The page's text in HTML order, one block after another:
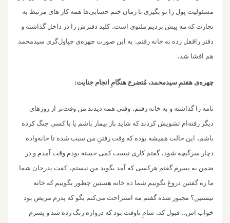
مسئولیت پول را تو‌ بگیری ‌تا زمان ختم حسابی‌ها همه کار های مرتبط به
تجارت که مه پیش بردیم ملتوی است.کلید دفترش را در داخل گذاشته و
دفتر راقفل زده به خانه رفتم . به این صورت چهره‌ی چپاول‌گری سیدمحمد
هم افشا شد .
چهره‌‌ی هفتمِ سیدمحمد، مُتضرع هنگامِ انجام جنایت:
نامه را گذاشته و به خانه رفتم. وقتی همه دیدند من وقت‌تر از روزهای
دیگر رفته‌ام تشویش کردند که شاید باز بیمار باشم یا با کسی جنگ کرده
باشم.
این حالت همیشه بوده که وقت رفتنِ من سبب شده تا خانه‌واده
دچار سرگیچه شود.گفتم کاری نیست کمی خسته بودم وقت آمدم و در
ضمن به پسرم گفتم هرکسی که آمد بگوید من نیستم.کفت پدر‌جان شما
ما ره گفتین دروغ نگوییم شما ده خانه هستین چطور بگوییم که خانه
نیستین؟ مجبور شده گفتم مه استراحت می‌کنم بگو که پدرم مریض بود
خواب اس.. قبول کد. شامِ ناوقت بود که دروازه زنگ زده شد و پسرم